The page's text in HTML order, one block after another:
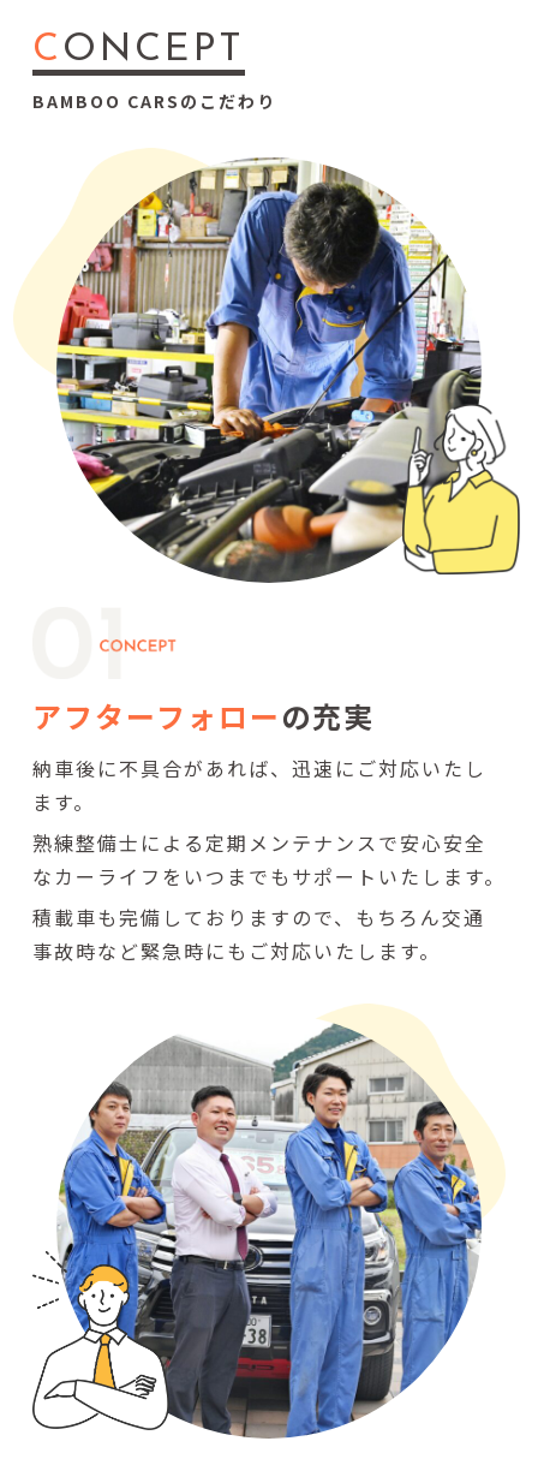
C ONCEPT
BAMBOO CARSのこだわり
アフターフォローの充実
納車後に不具合があれば、迅速にご対応いたし
ます。
熟練整備士による定期メンテナンスで安心安全
なカーライフをいつまでもサポートいたします。
積載車も完備しておりますので、もちろん交通
事故時など緊急時にもご対応いたします。